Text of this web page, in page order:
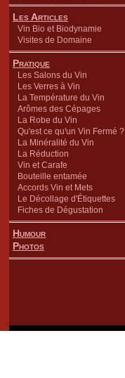
Les Articles
Vin Bio et Biodynamie
Visites de Domaine
Pratique
Les Salons du Vin
Les Verres à Vin
La Température du Vin
Arômes des Cépages
La Robe du Vin
Qu'est ce qu'un Vin Fermé ?
La Minéralité du Vin
La Réduction
Vin et Carafe
Bouteille entamée
Accords Vin et Mets
Le Décollage d'Étiquettes
Fiches de Dégustation
Humour
Photos